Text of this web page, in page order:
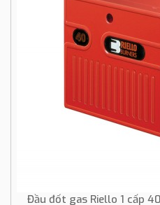
Đầu đốt gas Riello 1 cấp